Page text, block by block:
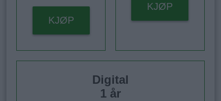
KJØP
KJØP
Digital
1 år